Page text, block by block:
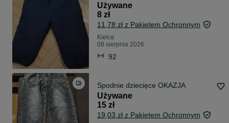
Używane
8 zł
11,78 zł z Pakietem Ochronnym
Kielce
08 sierpnia 2026
92
Spodnie dziecięce OKAZJA
Używane
15 zł
19,03 zł z Pakietem Ochronnym